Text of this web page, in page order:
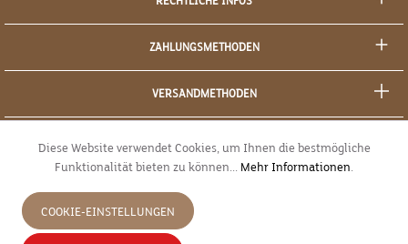
ZAHLUNGSMETHODEN
VERSANDMETHODEN
Diese Website verwendet Cookies, um Ihnen die bestmögliche
Funktionalität bieten zu können... Mehr Informationen.
COOKIE-EINSTELLUNGEN